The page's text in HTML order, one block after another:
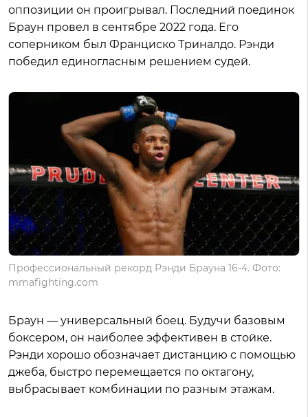
оппозиции он проигрывал. Последний поединок
Браун провел в сентябре 2022 года. Его
соперником был Франциско Триналдо. Рэнди
победил единогласным решением судей.
Профессиональный рекорд Рэнди Брауна 16-4. Фото:
mmafighting.com
Браун — универсальный боец. Будучи базовым
боксером, он наиболее эффективен в стойке.
Рэнди хорошо обозначает дистанцию с помощью
джеба, быстро перемещается по октагону,
выбрасывает комбинации по разным этажам.